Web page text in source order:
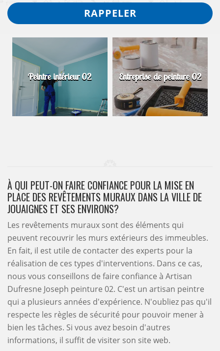
Peintre intérieur 02 Entreprise de peinture 02
À QUI PEUT-ON FAIRE CONFIANCE POUR LA MISE EN
PLACE DES REVÊTEMENTS MURAUX DANS LA VILLE DE
JOUAIGNES ET SES ENVIRONS?
Les revêtements muraux sont des éléments qui
peuvent recouvrir les murs extérieurs des immeubles.
En fait, il est utile de contacter des experts pour la
réalisation de ces types d'interventions. Dans ce cas,
nous vous conseillons de faire confiance à Artisan
Dufresne Joseph peinture 02. C'est un artisan peintre
qui a plusieurs années d'expérience. N'oubliez pas qu'il
respecte les règles de sécurité pour pouvoir mener à
bien les tâches. Si vous avez besoin d'autres
informations, il suffit de visiter son site web.